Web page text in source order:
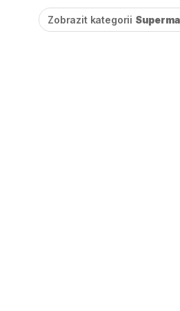
Zobrazit kategorii